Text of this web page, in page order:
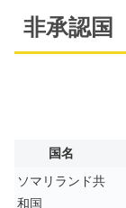
非承認国
国名
ソマリランド共
和国